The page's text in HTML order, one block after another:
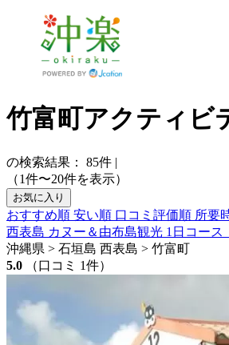
竹富町アクティビ
の検索結果： 85件 |
（1件〜20件を表示）
お気に入り
おすすめ順 安い順 口コミ評価順 所要
西表島 カヌー＆由布島観光 1日コー
沖縄県 > 石垣島 西表島 > 竹富町
5.0
（口コミ 1件）